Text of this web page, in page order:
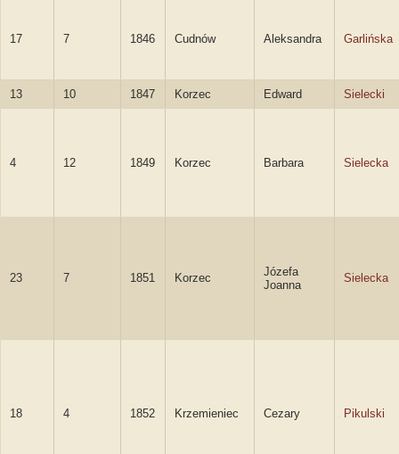
17 7 1846 Cudnów Aleksandra Garlińska
13 10 1847 Korzec Edward Sielecki
4 12 1849 Korzec Barbara Sielecka
23 7 1851 Korzec
Józefa
Joanna
Sielecka
18 4 1852 Krzemieniec Cezary Pikulski